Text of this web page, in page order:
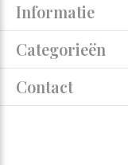
Informatie
Categorieën
Contact